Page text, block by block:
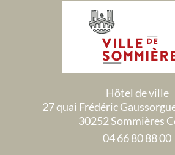
Hôtel de ville
27 quai Frédéric
30252 Sommières
04 66 80 88 00